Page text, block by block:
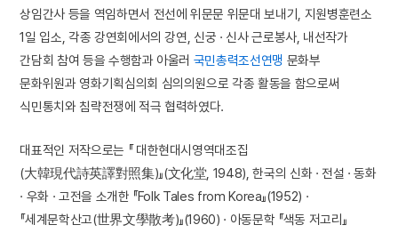
상임간사 등을 역임하면서 전선에 위문문 위문대 보내기, 지원병훈련소
1일 입소, 각종 강연회에서의 강연, 신궁 · 신사 근로봉사, 내선작가
간담회 참여 등을 수행함과 아울러 국민총력조선연맹 문화부
문화위원과 영화기획심의회 심의의원으로 각종 활동을 함으로써
식민통치와 침략전쟁에 적극 협력하였다.
대표적인 저작으로는 『 대한현대시영역대조집
(大韓現代詩英譯對照集)』(文化堂, 1948), 한국의 신화 · 전설 · 동화
· 우화 · 고전을 소개한 『Folk Tales from Korea』(1952) ·
『세계문학산고(世界文學散考)』(1960) · 아동문학 『색동 저고리』